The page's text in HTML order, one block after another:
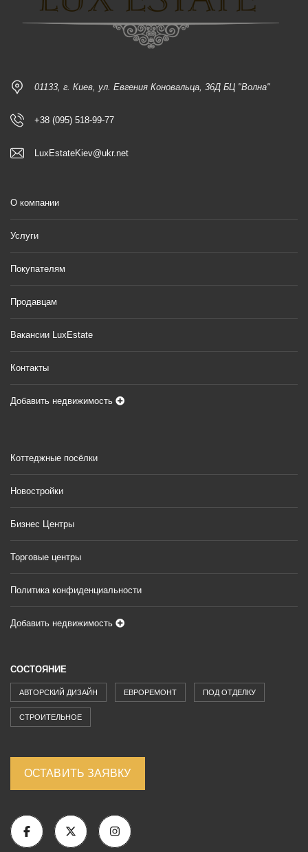
01133, г. Киев, ул. Евгения Коновальца, 36Д БЦ "Волна"
+38 (095) 518-99-77
LuxEstateKiev@ukr.net
О компании
Услуги
Покупателям
Продавцам
Вакансии LuxEstate
Контакты
Добавить недвижимость
Коттеджные посёлки
Новостройки
Бизнес Центры
Торговые центры
Политика конфиденциальности
Добавить недвижимость
СОСТОЯНИЕ
АВТОРСКИЙ ДИЗАЙН ЕВРОРЕМОНТ ПОД ОТДЕЛКУ
СТРОИТЕЛЬНОЕ
ОСТАВИТЬ ЗАЯВКУ